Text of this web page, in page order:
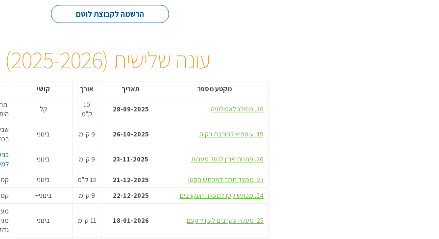
הרשמה לקבוצת לוטם
עונה שלישית (2025-2026)
מקטע מספר תאריך אורך קושי
30. מפולג לאפולוניה 28-09-2025
10
ק"מ
קל
הים
19. עוספיא לחורבת רקית 26-10-2025 9 ק"מ בינוני
26. פתחת אורן לנחל מערות 23-11-2025 9 ק"מ בינוני
23. ממצד תמר למכתש הקטן
21-12-2025 13 ק"מ בינוני
24. מכתש קטן למעלה העקרבים
22-12-2025 9 ק"מ בינוני+
25. מעלה עקרבים לעין ירקעם 18-01-2026 11 ק"מ בינוני